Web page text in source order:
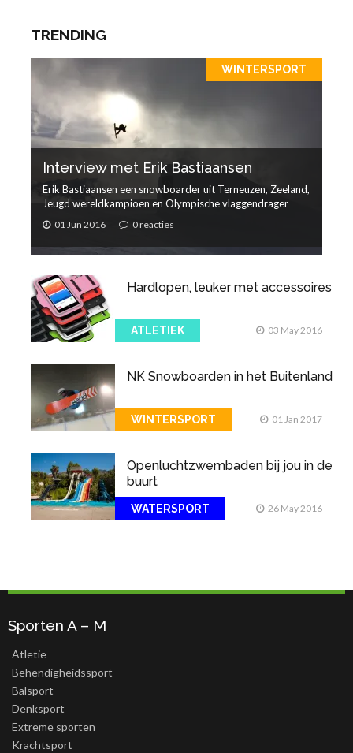
TRENDING
WINTERSPORT
Interview met Erik Bastiaansen
Erik Bastiaansen een snowboarder uit Terneuzen, Zeeland,
Jeugd wereldkampioen en Olympische vlaggendrager
01 Jun 2016 0 reacties
Hardlopen, leuker met accessoires
ATLETIEK 03 May 2016
NK Snowboarden in het Buitenland
WINTERSPORT 01 Jan 2017
Openluchtzwembaden bij jou in de
buurt
WATERSPORT 26 May 2016
Sporten A – M
Atletie
Behendigheidssport
Balsport
Denksport
Extreme sporten
Krachtsport